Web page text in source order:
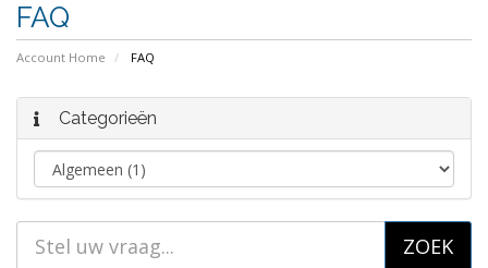
FAQ
Account Home FAQ
Categorieën